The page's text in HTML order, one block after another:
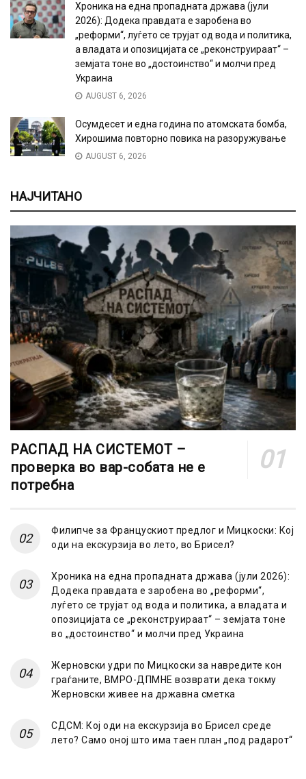
Хроника на една пропадната држава (јули
2026): Додека правдата е заробена во
„реформи“, луѓето се трујат од вода и политика,
а владата и опозицијата се „реконструираат“ –
земјата тоне во „достоинство“ и молчи пред
Украина
AUGUST 6, 2026
Осумдесет и една година по атомската бомба,
Хирошима повторно повика на разоружување
AUGUST 6, 2026
НАЈЧИТАНО
РАСПАД НА СИСТЕМОТ –
проверка во вар-собата не е
потребна
Филипче за Францускиот предлог и Мицкоски: Кој
оди на екскурзија во лето, во Брисел?
Хроника на една пропадната држава (јули 2026):
Додека правдата е заробена во „реформи“,
луѓето се трујат од вода и политика, а владата и
опозицијата се „реконструираат“ – земјата тоне
во „достоинство“ и молчи пред Украина
Жерновски удри по Мицкоски за навредите кон
граѓаните, ВМРО-ДПМНЕ возврати дека токму
Жерновски живее на државна сметка
СДСМ: Кој оди на екскурзија во Брисел среде
лето? Само оној што има таен план „под радарот“